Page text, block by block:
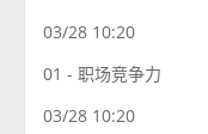
03/28 10:20
01 - 职场竞争力
03/28 10:20